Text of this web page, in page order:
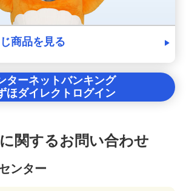
商品を見る
ターネットバンキング
ほダイレクトログイン
関するお問い合わせ
ンター